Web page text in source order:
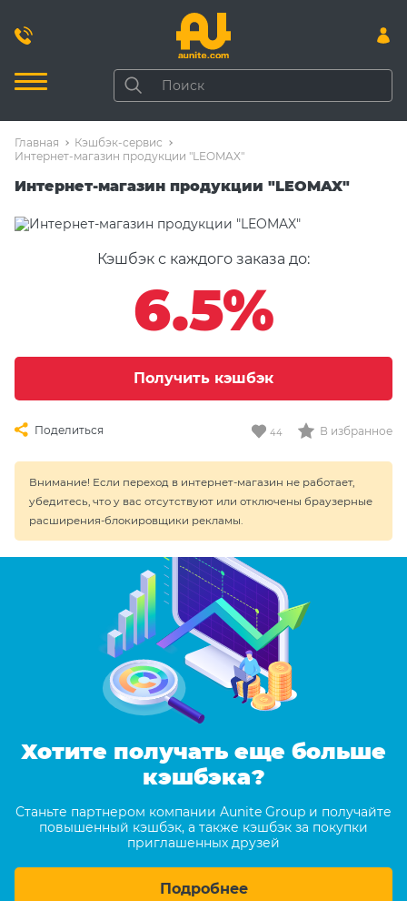
Главная
Кэшбэк-сервис
Интернет-магазин продукции "LEOMAX"
Интернет-магазин продукции "LEOMAX"
Кэшбэк с каждого заказа до:
6.5%
Получить кэшбэк
Поделиться 44 В избранное
Внимание! Если переход в интернет-магазин не работает,
убедитесь, что у вас отсутствуют или отключены браузерные
расширения-блокировщики рекламы.
Хотите получать еще больше
кэшбэка?
Станьте партнером компании Aunite Group и получайте
повышенный кэшбэк, а также кэшбэк за покупки
приглашенных друзей
Подробнее